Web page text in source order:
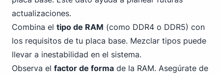
actualizaciones.
Combina el tipo de RAM (como DDR4 o DDR5) con
los requisitos de tu placa base. Mezclar tipos puede
llevar a inestabilidad en el sistema.
Observa el factor de forma de la RAM. Asegúrate de